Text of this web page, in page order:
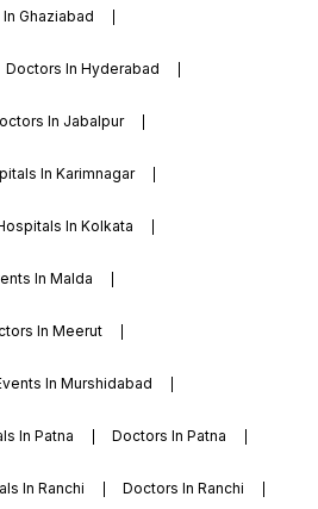
Ghaziabad
Doctors In Hyderabad
In Jabalpur
In Karimnagar
In Kolkata
In Malda
In Meerut
In Murshidabad
In Patna Doctors In Patna
In Ranchi Doctors In Ranchi